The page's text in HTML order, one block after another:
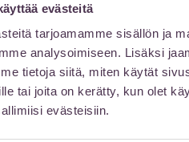
evästeitä
tarjoamamme sisällön ja
analysoimiseen. Lisäksi
tietoja siitä, miten käytät
tai joita on kerätty, kun olet
evästeisiin.
sähköpostilla